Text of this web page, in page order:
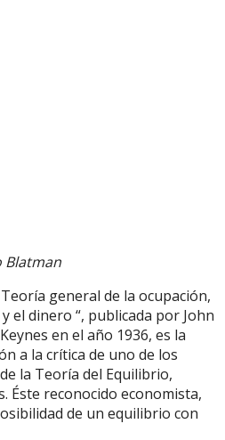
Blatman
general de la ocupación,
el dinero “, publicada por John
en el año 1936, es la
a la crítica de uno de los
la Teoría del Equilibrio,
Éste reconocido economista,
de un equilibrio con